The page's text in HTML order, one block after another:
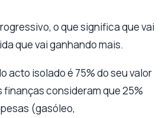
o que significa que vai
que vai ganhando mais.
acto isolado é 75% do seu valor
finanças consideram que 25%
(gasóleo,